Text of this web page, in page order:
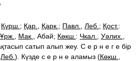
Күрш. ; Қар. Қарқ. ; Павл. Леб. ; Қост.:
Ұрж. Мақ. , Абай; Көкш. : Чкал. Уәлих.
сатып алып жеу. С е р н е г е бір
Леб. ). Күзде с е р н е аламыз (Көкш.